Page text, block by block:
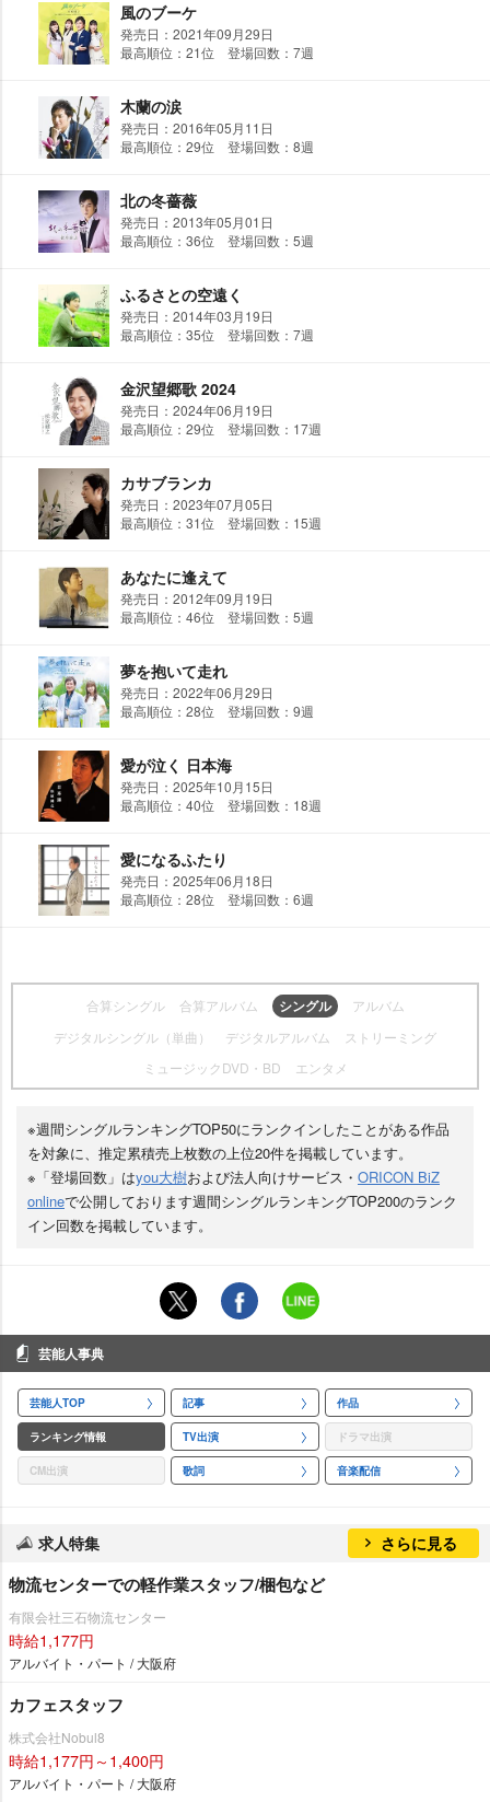
風のブーケ
発売日：2021年09月29日
最高順位：21位 登場回数：7週
木蘭の涙
発売日：2016年05月11日
最高順位：29位 登場回数：8週
北の冬薔薇
発売日：2013年05月01日
最高順位：36位 登場回数：5週
ふるさとの空遠く
発売日：2014年03月19日
最高順位：35位 登場回数：7週
金沢望郷歌 2024
発売日：2024年06月19日
最高順位：29位 登場回数：17週
カサブランカ
発売日：2023年07月05日
最高順位：31位 登場回数：15週
あなたに逢えて
発売日：2012年09月19日
最高順位：46位 登場回数：5週
夢を抱いて走れ
発売日：2022年06月29日
最高順位：28位 登場回数：9週
愛が泣く 日本海
発売日：2025年10月15日
最高順位：40位 登場回数：18週
愛になるふたり
発売日：2025年06月18日
最高順位：28位 登場回数：6週
合算シングル 合算アルバム シングル
アルバム
デジタルシングル（単曲）
デジタルアルバム
ストリーミング
ミュージックDVD・BD
エンタメ
※週間シングルランキングTOP50にランクインしたことがある作品
を対象に、推定累積売上枚数の上位20件を掲載しています。
※「登場回数」はyou大樹および法人向けサービス・ ORICON BiZ
onlineで公開しております週間シングルランキングTOP200のランク
イン回数を掲載しています。
芸能人事典
芸能人TOP 記事 作品
ランキング情報 TV出演 ドラマ出演
CM出演 歌詞 音楽配信
求人特集 さらに見る
物流センターでの軽作業スタッフ/梱包など
有限会社三石物流センター
時給1,177円
アルバイト・パート / 大阪府
カフェスタッフ
株式会社Nobul8
時給1,177円～1,400円
アルバイト・パート / 大阪府